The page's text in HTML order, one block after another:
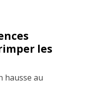
les
hausse au